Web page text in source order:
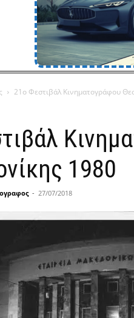
21ο Φεστιβάλ Κινηματογράφου
1980
- 27/07/2018